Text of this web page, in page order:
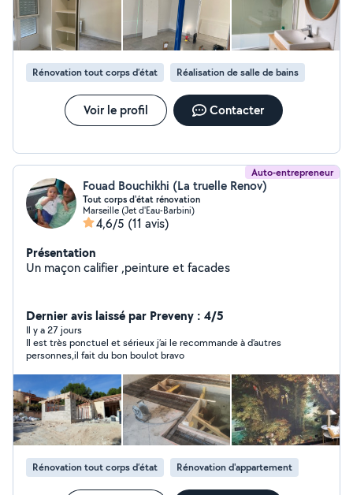
Rénovation tout corps d’état Réalisation de salle de bains
Voir le profil Contacter
Auto-entrepreneur
Fouad Bouchikhi (La truelle Renov)
Tout corps d'état rénovation
Marseille (Jet d'Eau-Barbini)
4,6/5 (11 avis)
Présentation
Un maçon califier ,peinture et facades
Dernier avis laissé par Preveny : 4/5
Il y a 27 jours
Il est très ponctuel et sérieux j’ai le recommande à d’autres
personnes,il fait du bon boulot bravo
Rénovation tout corps d’état Rénovation d'appartement